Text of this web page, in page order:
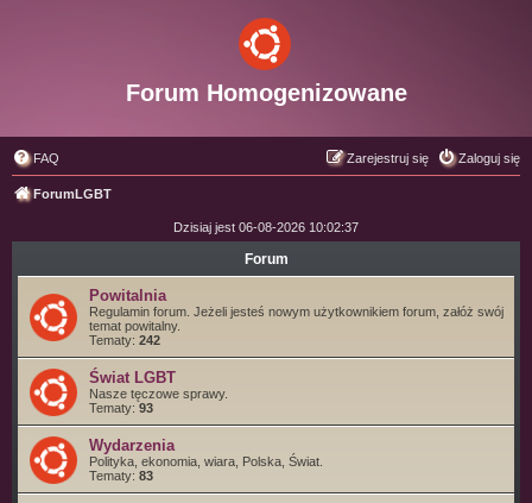
Forum Homogenizowane
FAQ Zaloguj się
Zarejestruj się
ForumLGBT
Dzisiaj jest 06-08-2026 10:02:37
Forum
Powitalnia
Regulamin forum. Jeżeli jesteś nowym użytkownikiem forum, załóż swój
temat powitalny.
Tematy: 242
Świat LGBT
Nasze tęczowe sprawy.
Tematy: 93
Wydarzenia
Polityka, ekonomia, wiara, Polska, Świat.
Tematy: 83